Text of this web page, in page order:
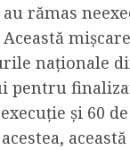
rămas
naționale
pentru
și 60